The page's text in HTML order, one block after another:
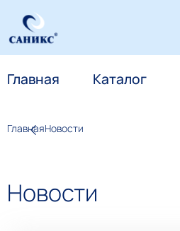
Главная Каталог
ГлавнаяНовости
Новости